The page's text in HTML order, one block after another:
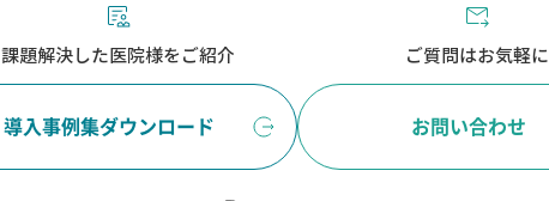
課題解決した医院様をご紹介
導入事例集ダウンロード
ご質問はお気軽に
お問い合わせ